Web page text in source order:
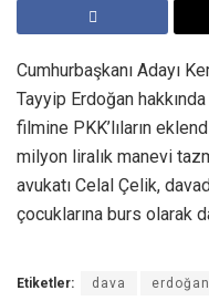
Cumhurbaşkanı Adayı
Tayyip Erdoğan
filmine PKK’lıların
milyon liralık manevi
avukatı Celal Çelik,
çocuklarına burs olarak
Etiketler: dava erdoğan